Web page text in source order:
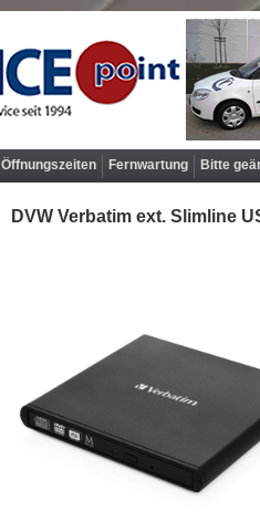
Öffnungszeiten Fernwartung Bitte
DVW Verbatim ext. Slimline